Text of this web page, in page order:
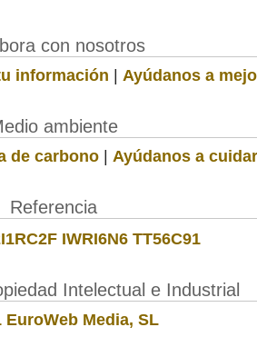
con nosotros
información | Ayúdanos a
ambiente
de carbono | Ayúdanos a
Referencia
IWRI6N6 TT56C91
Intelectual e Industrial
EuroWeb Media, SL